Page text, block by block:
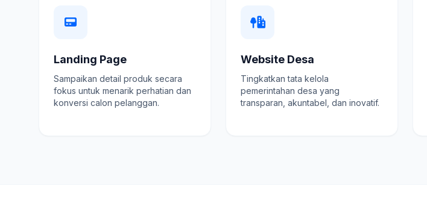
Landing Page
Sampaikan detail produk secara
fokus untuk menarik perhatian dan
konversi calon pelanggan.
Website Desa
Tingkatkan tata kelola
pemerintahan desa yang
transparan, akuntabel, dan inovatif.